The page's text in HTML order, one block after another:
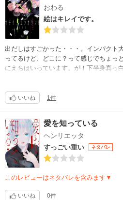
おわる
絵はキレイです。
出だしはすごかった・・・。インパクト
ってるけど、どこに？って感じでちょっ
にえちはいっています。が！下半身真っ
なんだな？と想像する感じ。初めて手に
いいね 1件
愛を知っている
ヘンリエッタ
すっごい重い
ネタバレ
このレビューはネタバレを含みます▼
いいね 0件